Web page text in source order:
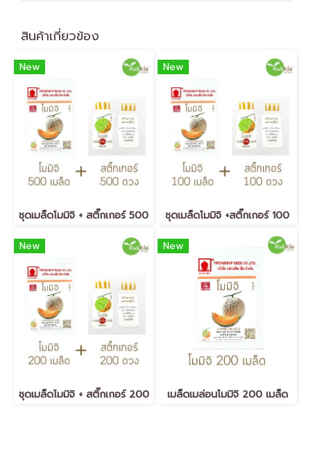
สินค้าเกี่ยวข้อง
New
ชุดเมล็ดโมมิจิ + สติ๊กเกอร์ 500
New
ชุดเมล็ดโมมิจิ +สติ๊กเกอร์ 100
New
ชุดเมล็ดโมมิจิ + สติ๊กเกอร์ 200
New
เมล็ดเมล่อนโมมิจิ 200 เมล็ด